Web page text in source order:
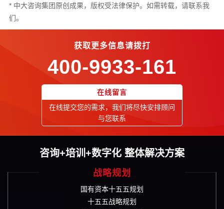
* 中大咨询集团原创成果，版权受法律保护。如需转载，请联系我
们。
获取更多信息请拨打
400-9933-161
在线留言
在线提交您的需求，我们将尽快安排顾问
与您联系
咨询+培训+数字化 整体解决方案
战略规划
国有资本十五五规划
十五五战略规划